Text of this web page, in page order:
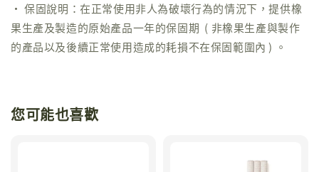
• 保固說明：在正常使用非人為破壞行為的情況下，提供橡
果生產及製造的原始產品一年的保固期 ( 非橡果生產與製作
的產品以及後續正常使用造成的耗損不在保固範圍內 ) 。
您可能也喜歡